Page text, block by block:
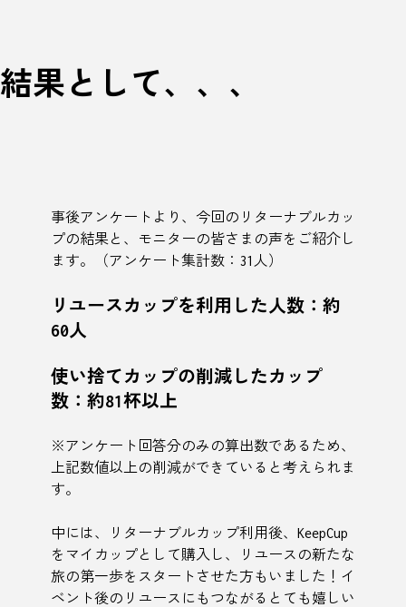
結果として、、、
事後アンケートより、今回のリターナブルカッ
プの結果と、モニターの皆さまの声をご紹介し
ます。（アンケート集計数：31人）
リユースカップを利用した人数：約
60人
使い捨てカップの削減したカップ
数：約81杯以上
※アンケート回答分のみの算出数であるため、
上記数値以上の削減ができていると考えられま
す。
中には、リターナブルカップ利用後、KeepCup
をマイカップとして購入し、リユースの新たな
旅の第一歩をスタートさせた方もいました！イ
ベント後のリユースにもつながるとても嬉しい